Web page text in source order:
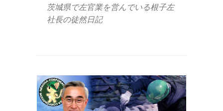
茨城県で左官業を営んでいる根子左
社長の徒然日記